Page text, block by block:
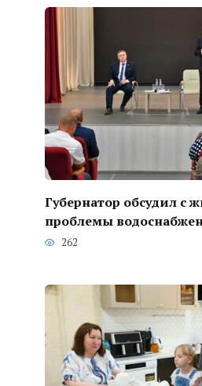
Губернатор обсудил с
проблемы
262